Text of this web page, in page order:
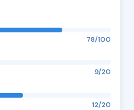
78/100
9/20
12/20